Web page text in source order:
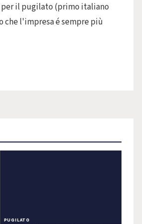
per il pugilato (primo italiano
che l'impresa é sempre più
PUGILATO